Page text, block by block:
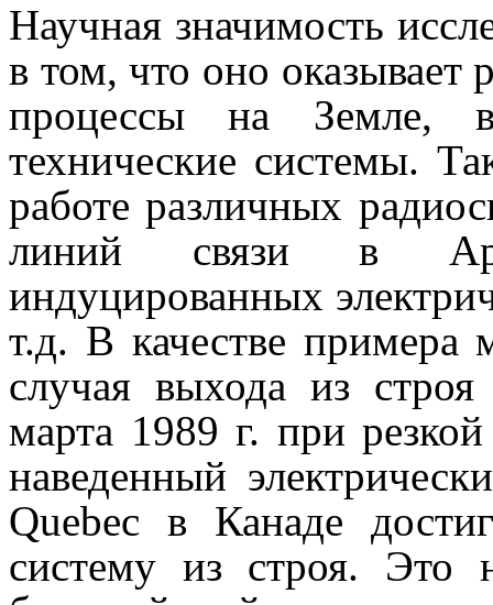
Научная значимость
в том, что оно
процессы на Земле,
технические системы.
работе различных
линий связи в
индуцированных
т.д. В качестве примера
случая выхода из
марта 1989 г. при
наведенный
Quebec в Канаде
систему из строя. Это